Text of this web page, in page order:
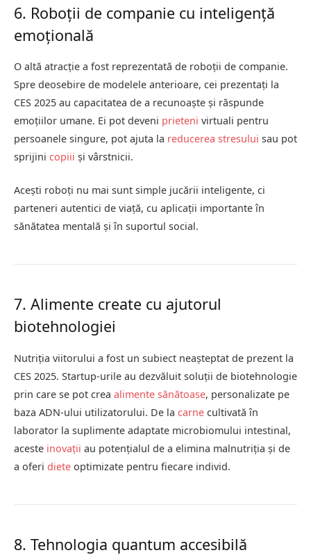
6. Roboții de companie cu inteligență
emoțională
O altă atracție a fost reprezentată de roboții de companie.
Spre deosebire de modelele anterioare, cei prezentați la
CES 2025 au capacitatea de a recunoaște și răspunde
emoțiilor umane. Ei pot deveni prieteni virtuali pentru
persoanele singure, pot ajuta la reducerea stresului sau pot
sprijini copiii și vârstnicii.
Acești roboți nu mai sunt simple jucării inteligente, ci
parteneri autentici de viață, cu aplicații importante în
sănătatea mentală și în suportul social.
7. Alimente create cu ajutorul
biotehnologiei
Nutriția viitorului a fost un subiect neașteptat de prezent la
CES 2025. Startup-urile au dezvăluit soluții de biotehnologie
prin care se pot crea alimente sănătoase, personalizate pe
baza ADN-ului utilizatorului. De la carne cultivată în
laborator la suplimente adaptate microbiomului intestinal,
aceste inovații au potențialul de a elimina malnutriția și de
a oferi diete optimizate pentru fiecare individ.
8. Tehnologia quantum accesibilă